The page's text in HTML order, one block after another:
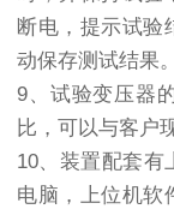
断电，提示试验
动保存测试结果。
9、试验变压器
比，可以与客户
10、装置配套有
电脑，上位机软